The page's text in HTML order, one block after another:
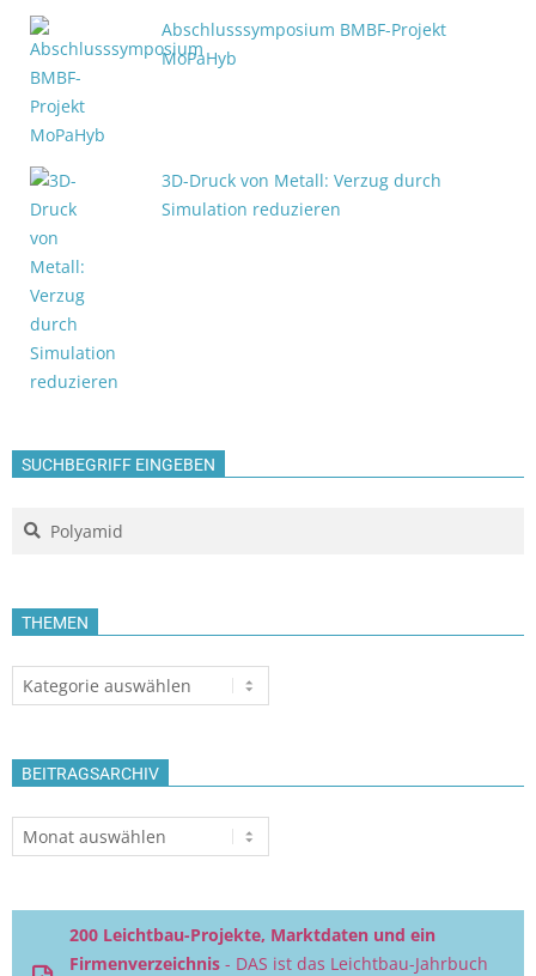
Abschlusssymposium BMBF-Projekt
MoPaHyb
3D-Druck von Metall: Verzug durch
Simulation reduzieren
SUCHBEGRIFF EINGEBEN
Search
THEMEN
Themen
BEITRAGSARCHIV
Beitragsarchiv
200 Leichtbau-Projekte, Marktdaten und ein
Firmenverzeichnis - DAS ist das Leichtbau-Jahrbuch